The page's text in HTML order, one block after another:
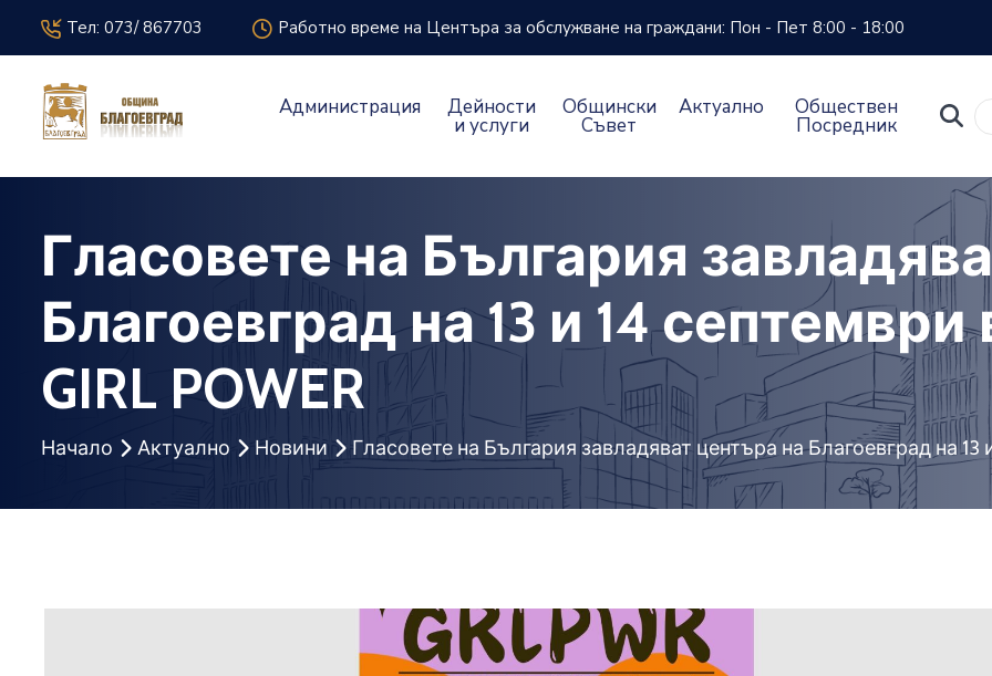
icon
Тел: 073/ 867703 icon
Работно време на Центъра за обслужване на граждани: Пон - Пет 8:00 - 18:00
Администрация Дейности
и услуги
Общински
Съвет
Актуално Обществен
Посредник
Гласовете на България
Благоевград на 13 и 14
GIRL POWER
Начало Актуално Новини Гласовете на България завладяват центъра на Благоевград на 13